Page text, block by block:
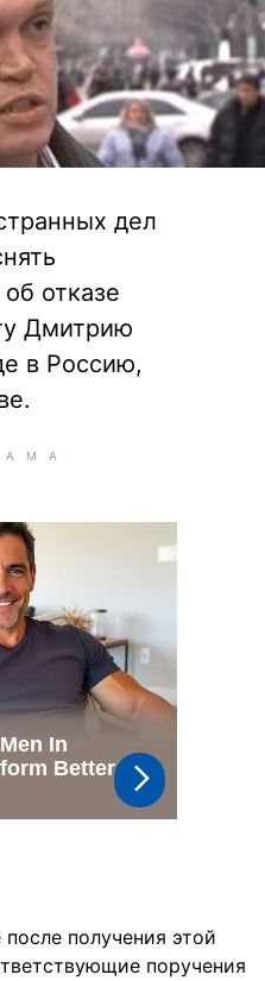
дел
отказе
Дмитрию
в Россию,
получения этой
поручения